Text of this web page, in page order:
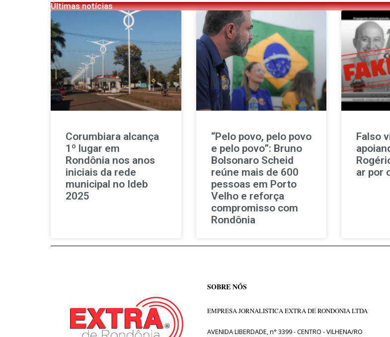
Últimas notícias
Corumbiara alcança
1º lugar em
Rondônia nos anos
iniciais da rede
municipal no Ideb
2025
“Pelo povo, pelo povo
e pelo povo”: Bruno
Bolsonaro Scheid
reúne mais de 600
pessoas em Porto
Velho e reforça
compromisso com
Rondônia
Falso
ar por
SOBRE NÓS
EMPRESA JORNALISTICA EXTRA DE RONDONIA LTDA
AVENIDA LIBERDADE, n° 3399 - CENTRO - VILHENA/RO